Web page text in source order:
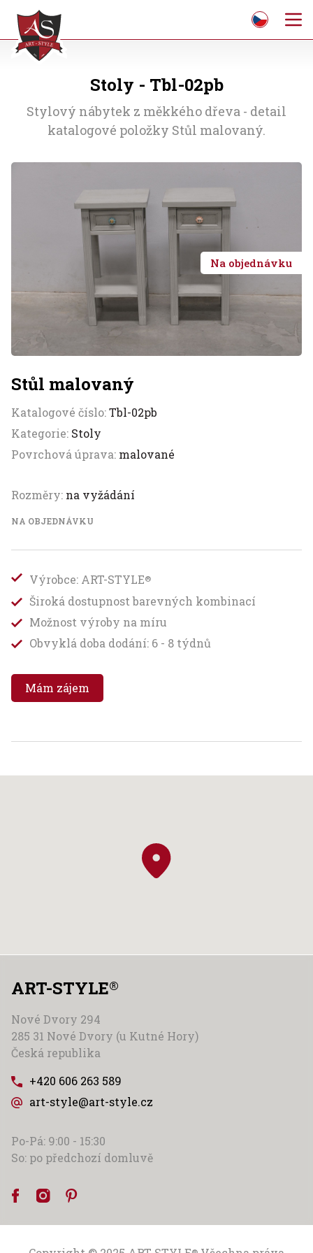
Stoly - Tbl-02pb
Stylový nábytek z měkkého dřeva - detail
katalogové položky Stůl malovaný.
Na objednávku
Stůl malovaný
Katalogové číslo:Tbl-02pb
Kategorie: Stoly
Povrchová úprava: malované
Rozměry: na vyžádání
NA OBJEDNÁVKU
Výrobce: ART-STYLE®
Široká dostupnost barevných kombinací
Možnost výroby na míru
Obvyklá doba dodání: 6 - 8 týdnů
Mám zájem
ART-STYLE®
Nové Dvory 294
285 31 Nové Dvory (u Kutné Hory)
Česká republika
+420 606 263 589
art-style@art-style.cz
Po-Pá: 9:00 - 15:30
So: po předchozí domluvě